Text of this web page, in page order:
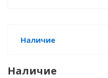
Наличие
Наличие